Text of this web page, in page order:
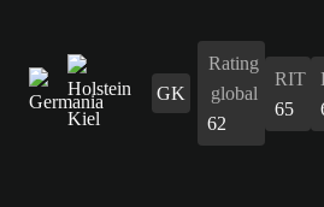
GK
Rating
global
62
RIT
65